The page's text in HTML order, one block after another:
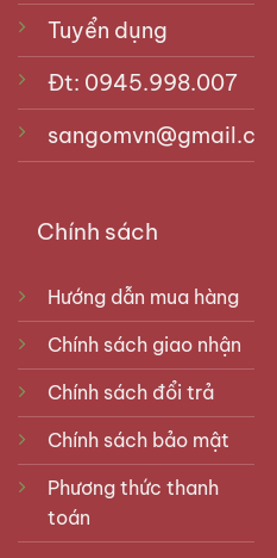
Tuyển dụng
Đt: 0945.998.007
sangomvn@gmail.com
Chính sách
Hướng dẫn mua hàng
Chính sách giao nhận
Chính sách đổi trả
Chính sách bảo mật
Phương thức thanh
toán